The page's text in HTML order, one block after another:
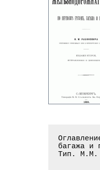
багажа
Тип. М.М.